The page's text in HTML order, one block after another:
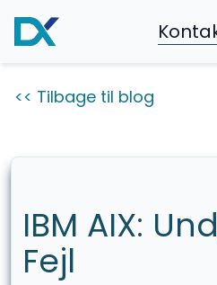
<< Tilbage til blog
IBM AIX:
Fejl